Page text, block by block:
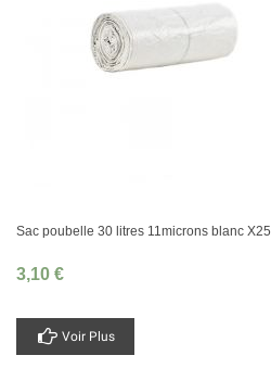
Sac poubelle 30 litres 11microns blanc X25
3,10 €
Voir Plus